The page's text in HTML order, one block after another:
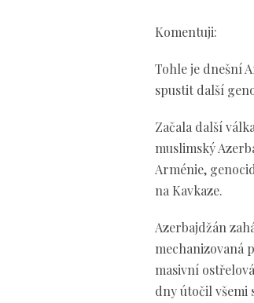
Komentuji:
Tohle je dnešní
spustit další
Začala další
muslimský
Arménie,
na Kavkaze.
Azerbajdžán
mechanizovaná
masivní
dny útočil všemi